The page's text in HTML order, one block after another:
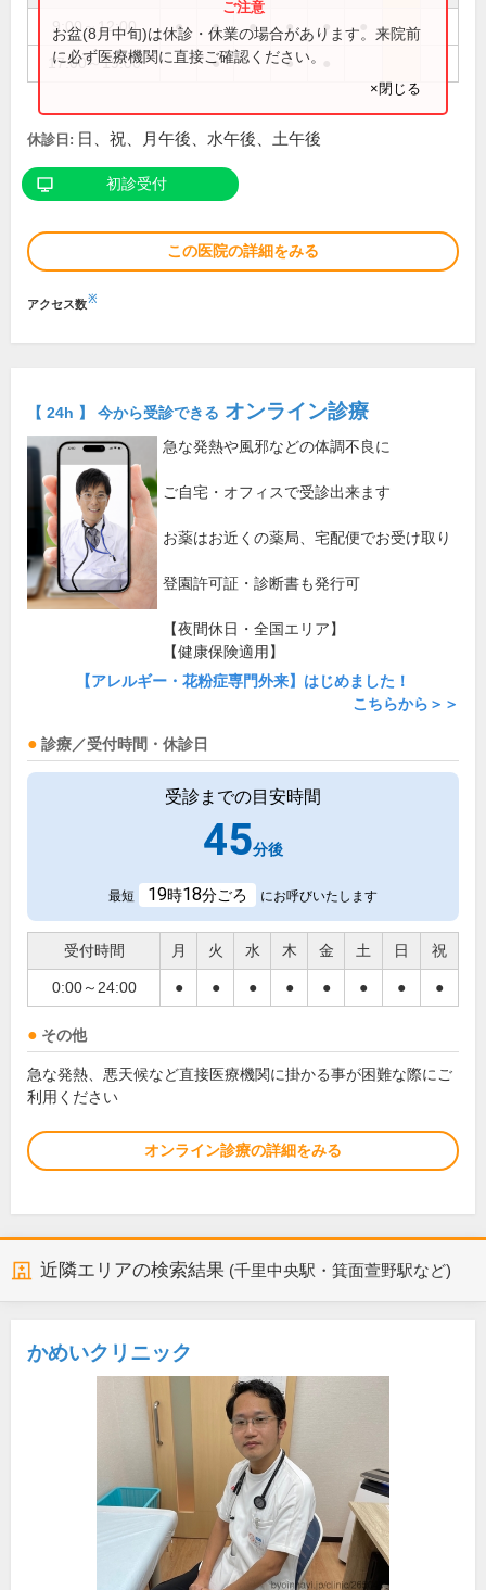
9:00～12:00 ● ● ● ● ●
17:00～19:00 ● ●
お盆(8月中旬)は休診・休業の場合があります。来院前
に必ず医療機関に直接ご確認ください。
×閉じる
休診日: 日、祝、月午後、水午後、土午後
初診受付
この医院の詳細をみる
アクセス数※
【 24h 】 今から受診できる オンライン診療
急な発熱や風邪などの体調不良に
ご自宅・オフィスで受診出来ます
お薬はお近くの薬局、宅配便でお受け取り
登園許可証・診断書も発行可
【夜間休日・全国エリア】
【健康保険適用】
【アレルギー・花粉症専門外来】はじめました！
こちらから＞＞
診療／受付時間・休診日
受診までの目安時間
45分後
最短 19時18分ごろ にお呼びいたします
受付時間 月 火 水 木 金 土 日 祝
0:00～24:00 ● ● ● ● ● ● ● ●
その他
急な発熱、悪天候など直接医療機関に掛かる事が困難な際にご
利用ください
オンライン診療の詳細をみる
近隣エリアの検索結果 (千里中央駅・箕面萱野駅など)
かめいクリニック